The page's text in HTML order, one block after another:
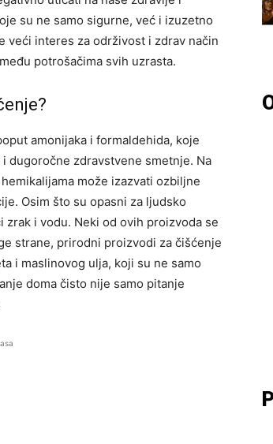
su ne samo sigurne, već i izuzetno
veći interes za održivost i zdrav način
potrošačima svih uzrasta.
amonijaka i formaldehida, koje
dugoročne zdravstvene smetnje. Na
može izazvati ozbiljne
Osim što su opasni za ljudsko
i vodu. Neki od ovih proizvoda se
strane, prirodni proizvodi za čišćenje
i maslinovog ulja, koji su ne samo
doma čisto nije samo pitanje